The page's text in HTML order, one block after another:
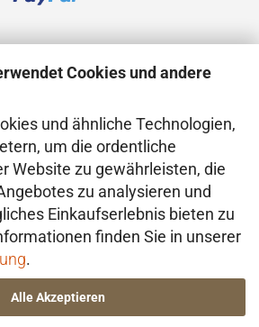
Cookies und andere
und ähnliche Technologien,
um die ordentliche
Website zu gewährleisten, die
zu analysieren und
Einkaufserlebnis bieten zu
finden Sie in unserer
.
Alle Akzeptieren
direkt aus dem Atelier in
in der Regel mit
Anforderungen –
Hinblick auf den Wert oder
der Ware – erfolgt der
einen anderen geeigneten